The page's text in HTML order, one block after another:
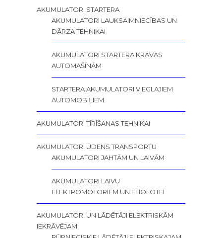
AKUMULATORI STARTERA
AKUMULATORI LAUKSAIMNIECĪBAS UN
DĀRZA TEHNIKAI
AKUMULATORI STARTERA KRAVAS
AUTOMAŠĪNĀM
STARTERA AKUMULATORI VIEGLAJIEM
AUTOMOBIĻIEM
AKUMULATORI TĪRĪŠANAS TEHNIKAI
AKUMULATORI ŪDENS TRANSPORTU
AKUMULATORI JAHTĀM UN LAIVĀM
AKUMULATORI LAIVU
ELEKTROMOTORIEM UN EHOLOTEI
AKUMULATORI UN LĀDĒTĀJI ELEKTRISKĀM
IEKRĀVĒJAM